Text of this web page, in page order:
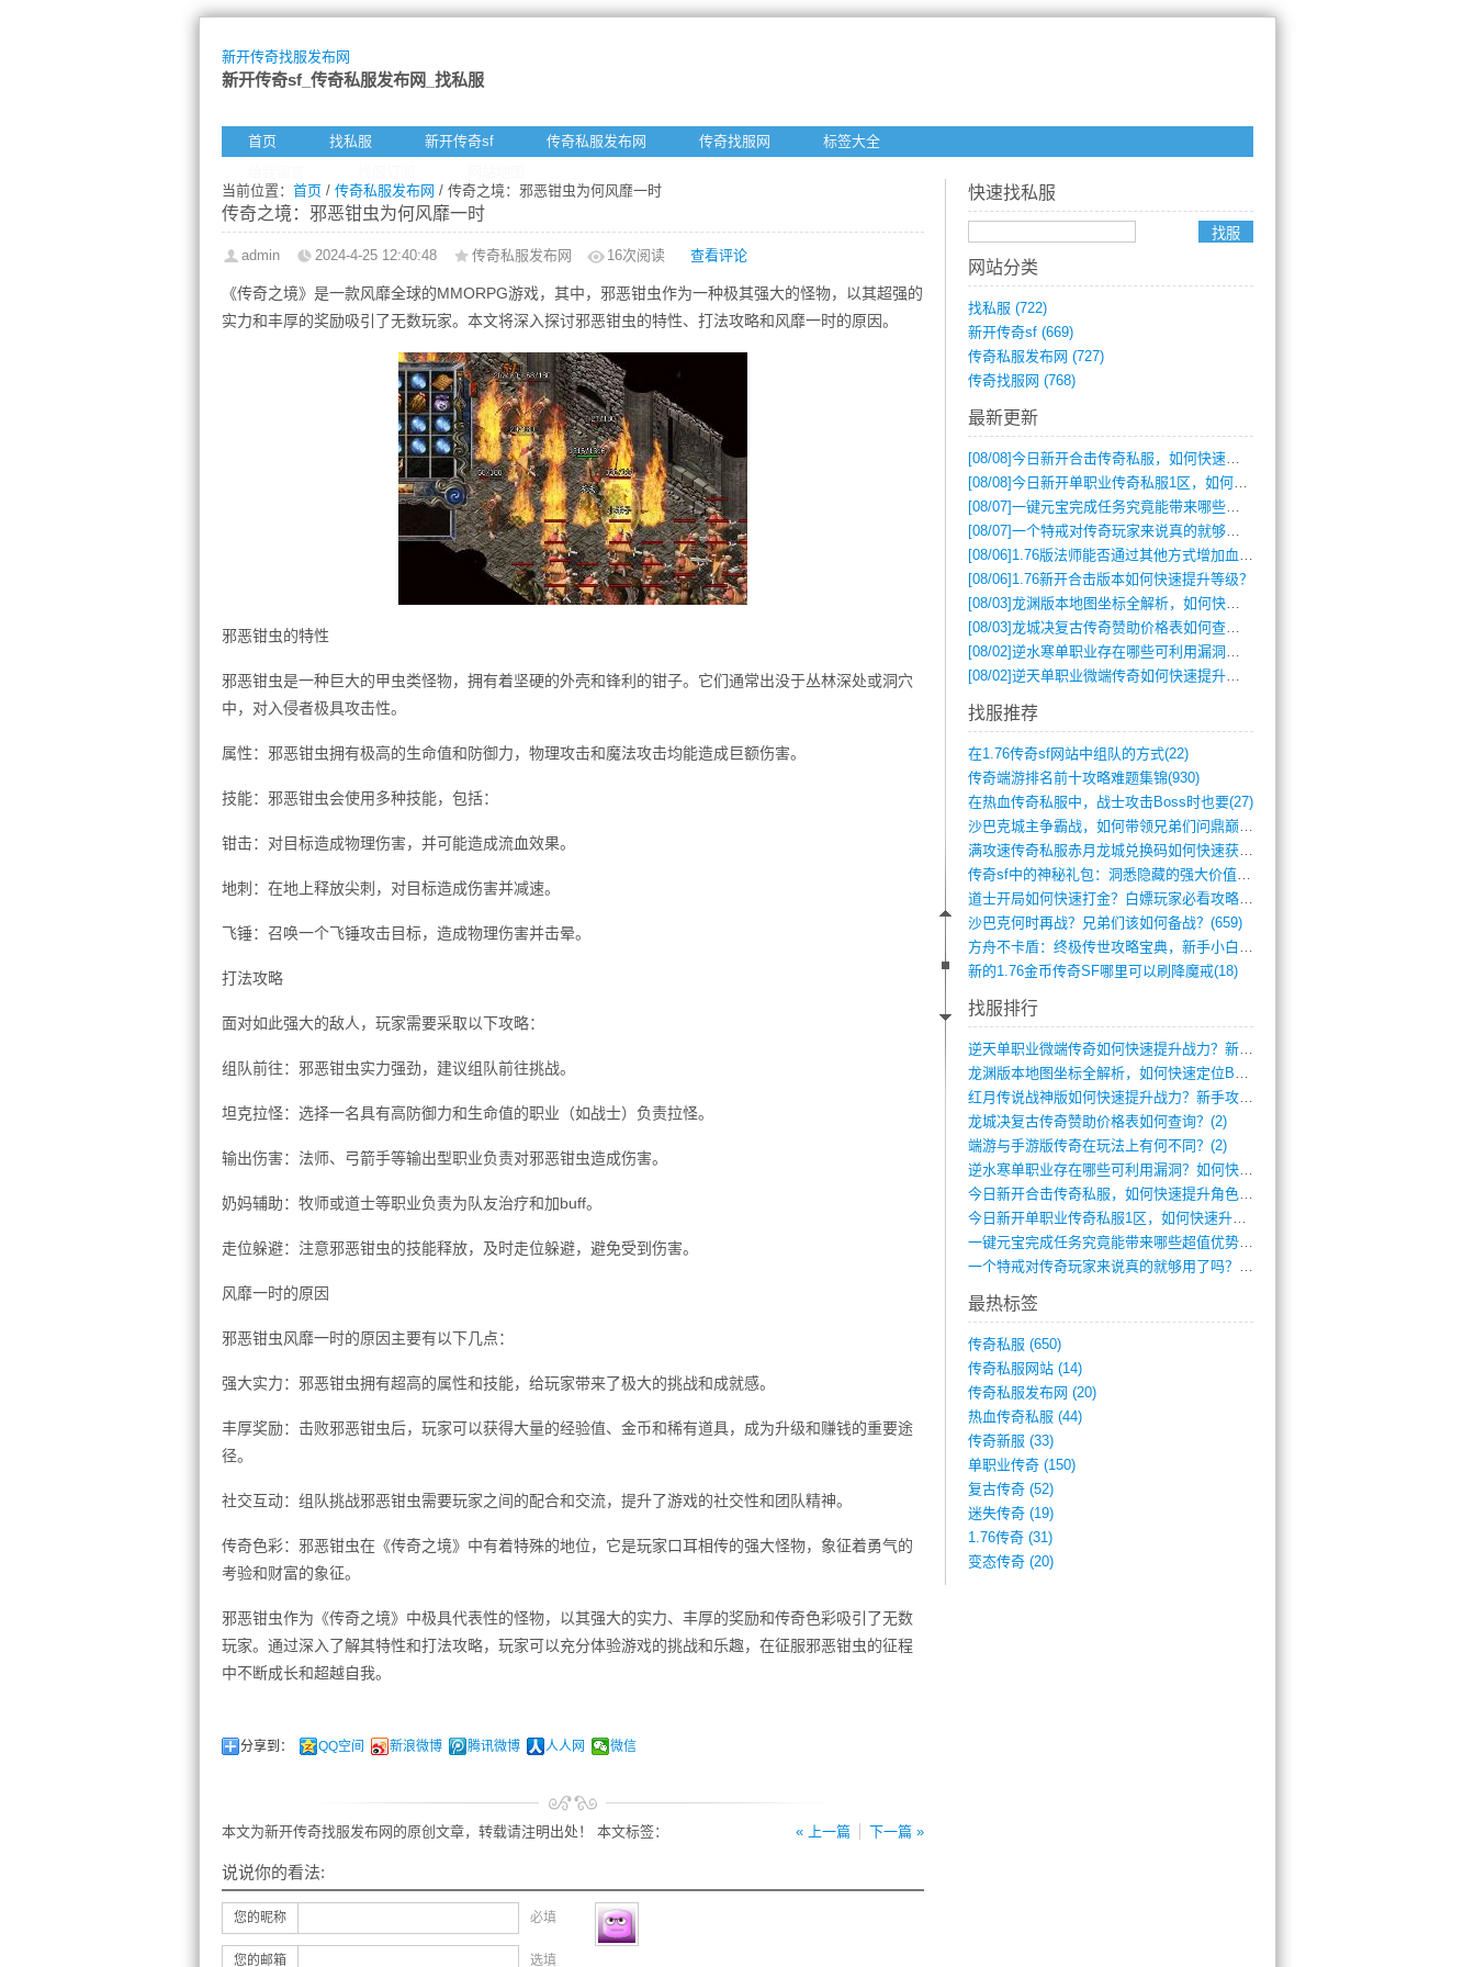
新开传奇找服发布网
新开传奇sf_传奇私服发布网_找私服
首页 找私服 新开传奇sf 传奇私服发布网 传奇找服网
标签大全
当前位置： 首页 / 传奇私服发布网 / 传奇之境：邪恶钳虫为何风靡一时
传奇之境：邪恶钳虫为何风靡一时
admin 2024-4-25 12:40:48 传奇私服发布网 16次阅读 查看评论
《传奇之境》是一款风靡全球的MMORPG游戏，其中，邪恶钳虫作为一种极其强大的怪物，以其超强的
实力和丰厚的奖励吸引了无数玩家。本文将深入探讨邪恶钳虫的特性、打法攻略和风靡一时的原因。
邪恶钳虫的特性
邪恶钳虫是一种巨大的甲虫类怪物，拥有着坚硬的外壳和锋利的钳子。它们通常出没于丛林深处或洞穴
中，对入侵者极具攻击性。
属性：邪恶钳虫拥有极高的生命值和防御力，物理攻击和魔法攻击均能造成巨额伤害。
技能：邪恶钳虫会使用多种技能，包括：
钳击：对目标造成物理伤害，并可能造成流血效果。
地刺：在地上释放尖刺，对目标造成伤害并减速。
飞锤：召唤一个飞锤攻击目标，造成物理伤害并击晕。
打法攻略
面对如此强大的敌人，玩家需要采取以下攻略：
组队前往：邪恶钳虫实力强劲，建议组队前往挑战。
坦克拉怪：选择一名具有高防御力和生命值的职业（如战士）负责拉怪。
输出伤害：法师、弓箭手等输出型职业负责对邪恶钳虫造成伤害。
奶妈辅助：牧师或道士等职业负责为队友治疗和加buff。
走位躲避：注意邪恶钳虫的技能释放，及时走位躲避，避免受到伤害。
风靡一时的原因
邪恶钳虫风靡一时的原因主要有以下几点：
强大实力：邪恶钳虫拥有超高的属性和技能，给玩家带来了极大的挑战和成就感。
丰厚奖励：击败邪恶钳虫后，玩家可以获得大量的经验值、金币和稀有道具，成为升级和赚钱的重要途
径。
社交互动：组队挑战邪恶钳虫需要玩家之间的配合和交流，提升了游戏的社交性和团队精神。
传奇色彩：邪恶钳虫在《传奇之境》中有着特殊的地位，它是玩家口耳相传的强大怪物，象征着勇气的
考验和财富的象征。
邪恶钳虫作为《传奇之境》中极具代表性的怪物，以其强大的实力、丰厚的奖励和传奇色彩吸引了无数
玩家。通过深入了解其特性和打法攻略，玩家可以充分体验游戏的挑战和乐趣，在征服邪恶钳虫的征程
中不断成长和超越自我。
分享到： QQ空间 新浪微博 腾讯微博 人人网 微信
« 上一篇 下一篇 »
本文为新开传奇找服发布网的原创文章，转载请注明出处！ 本文标签：
说说你的看法:
您的昵称 必填
您的邮箱 选填
快速找私服
网站分类
找私服 (722)
新开传奇sf (669)
传奇私服发布网 (727)
传奇找服网 (768)
最新更新
[08/08]今日新开合击传奇私服，如何快速提升角色战力？
[08/08]今日新开单职业传奇私服1区，如何快速升级与获取顶级装备？
[08/07]一键元宝完成任务究竟能带来哪些超值优势？
[08/07]一个特戒对传奇玩家来说真的就够用了吗？
[08/06] 1.76版法师能否通过其他方式增加血量？
[08/06] 1.76新开合击版本如何快速提升等级？
[08/03]龙渊版本地图坐标全解析，如何快速定位BOSS位置？
[08/03]龙城决复古传奇赞助价格表如何查询？
[08/02]逆水寒单职业存在哪些可利用漏洞？如何快速提升战力？
[08/02]逆天单职业微端传奇如何快速提升战力？新手必看攻略
找服推荐
在1.76传奇sf网站中组队的方式(22)
传奇端游排名前十攻略难题集锦(930)
在热血传奇私服中，战士攻击Boss时也要(27)
沙巴克城主争霸战，如何带领兄弟们问鼎巅峰(565)
满攻速传奇私服赤月龙城兑换码如何快速获取(676)
传奇sf中的神秘礼包：洞悉隐藏的强大价值(427)
道士开局如何快速打金？白嫖玩家必看攻略(5)
沙巴克何时再战？兄弟们该如何备战？(659)
方舟不卡盾：终极传世攻略宝典，新手小白逆(495)
新的1.76金币传奇SF哪里可以刷降魔戒(18)
找服排行
逆天单职业微端传奇如何快速提升战力？新手(4)
龙渊版本地图坐标全解析，如何快速定位BO(3)
红月传说战神版如何快速提升战力？新手攻略(3)
龙城决复古传奇赞助价格表如何查询？(2)
端游与手游版传奇在玩法上有何不同？(2)
逆水寒单职业存在哪些可利用漏洞？如何快速(1)
今日新开合击传奇私服，如何快速提升角色战(0)
今日新开单职业传奇私服1区，如何快速升级(0)
一键元宝完成任务究竟能带来哪些超值优势？(0)
一个特戒对传奇玩家来说真的就够用了吗？(0)
最热标签
传奇私服 (650)
传奇私服网站 (14)
传奇私服发布网 (20)
热血传奇私服 (44)
传奇新服 (33)
单职业传奇 (150)
复古传奇 (52)
迷失传奇 (19)
1.76传奇 (31)
变态传奇 (20)